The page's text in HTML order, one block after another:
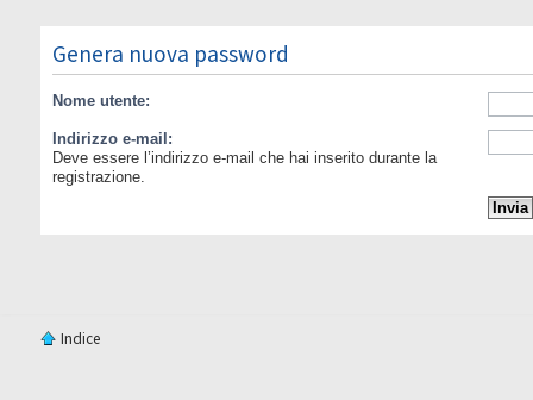
Genera nuova password
Nome utente:
Indirizzo e-mail:
Deve essere l’indirizzo e-mail che hai inserito durante la
registrazione.
Indice